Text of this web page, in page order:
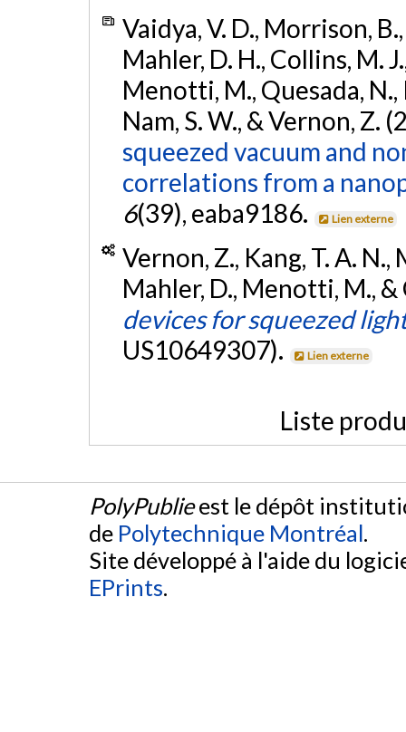
Vaidya, V. D., Morrison,
Mahler, D. H., Collins, M.
Menotti, M., Quesada, N.,
Nam, S. W., & Vernon, Z.
squeezed vacuum and
correlations from a
6(39), eaba9186. Lien externe
Vernon, Z., Kang, T. A.
Mahler, D., Menotti, M.,
devices for squeezed
US10649307).
Lien externe
Liste
PolyPublieest le dépôt
de Polytechnique Montréal.
Site développé à l'aide du
EPrints.